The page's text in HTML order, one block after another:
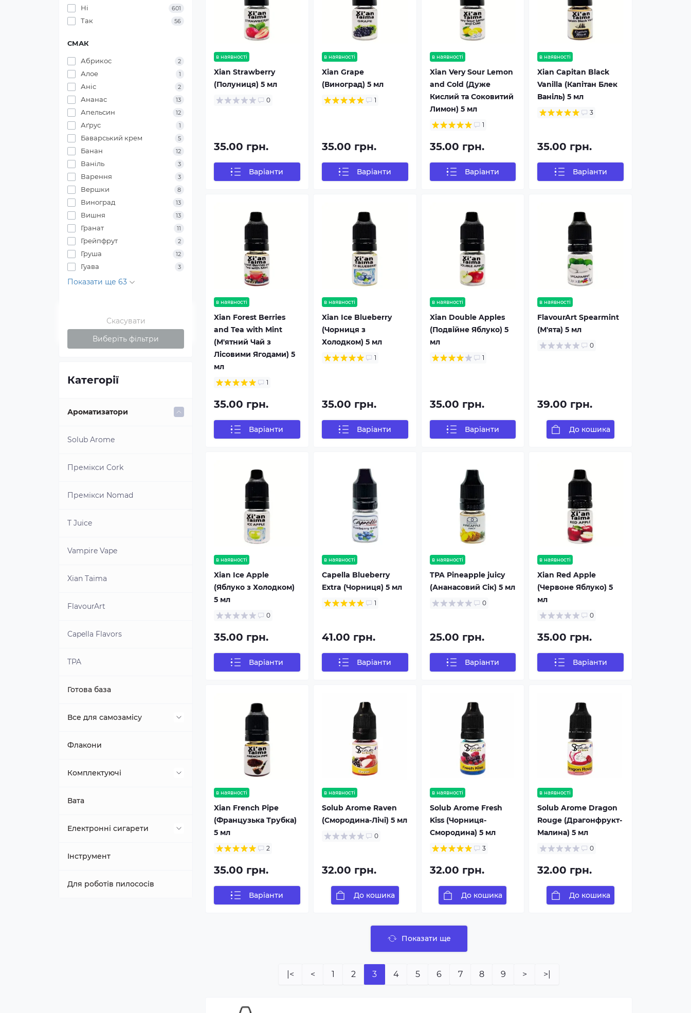
Ні 601
Так 56
СМАК
Абрикос 2
Алое 1
Аніс 2
Ананас 13
Апельсин 12
Аґрус 1
Баварський крем 5
Банан 12
Ваніль 3
Варення 3
Вершки 8
Виноград 13
Вишня 13
Гранат 11
Грейпфрут 2
Груша 12
Гуава 3
Показати ще 63
Скасувати
Виберіть фільтри
Категорії
Ароматизатори
Solub Arome
Премікси Cork
Премікси Nomad
T Juice
Vampire Vape
Xian Taima
FlavourArt
Capella Flavors
TPA
Готова база
Все для самозамісу
Пропіленгліколь
Гліцерин
Добавки та підсилювачі
Флакони
Комплектуючі
Спіралі
Картриджі
Акумулятори
Зарядні пристрої
Вата
Електронні сигарети
POD-системи
Інструмент
Для роботів пилососів
в наявності
Xian Strawberry
(Полуниця) 5 мл
0
35.00 грн.
Варіанти
в наявності
Xian Grape
(Виноград) 5 мл
1
35.00 грн.
Варіанти
в наявності
Xian Very Sour Lemon
and Cold (Дуже
Кислий та Соковитий
Лимон) 5 мл
1
35.00 грн.
Варіанти
в наявності
Xian Capitan Black
Vanilla (Капітан Блек
Ваніль) 5 мл
3
35.00 грн.
Варіанти
в наявності
Xian Forest Berries
and Tea with Mint
(М'ятний Чай з
Лісовими Ягодами) 5
мл
1
35.00 грн.
Варіанти
в наявності
Xian Ice Blueberry
(Чорниця з
Холодком) 5 мл
1
35.00 грн.
Варіанти
в наявності
Xian Double Apples
(Подвійне Яблуко) 5
мл
1
35.00 грн.
Варіанти
в наявності
FlavourArt Spearmint
(М'ята) 5 мл
0
39.00 грн.
До кошика
в наявності
Xian Ice Apple
(Яблуко з Холодком)
5 мл
0
35.00 грн.
Варіанти
в наявності
Capella Blueberry
Extra (Чорниця) 5 мл
1
41.00 грн.
Варіанти
в наявності
TPA Pineapple juicy
(Ананасовий Сік) 5 мл
0
25.00 грн.
Варіанти
в наявності
Xian Red Apple
(Червоне Яблуко) 5
мл
0
35.00 грн.
Варіанти
в наявності
Xian French Pipe
(Французька Трубка)
5 мл
2
35.00 грн.
Варіанти
в наявності
Solub Arome Raven
(Смородина-Лічі) 5 мл
0
32.00 грн.
До кошика
в наявності
Solub Arome Fresh
Kiss (Чорниця-
Смородина) 5 мл
3
32.00 грн.
До кошика
в наявності
Solub Arome Dragon
Rouge (Драгонфрукт-
Малина) 5 мл
0
32.00 грн.
До кошика
Показати ще
|< < 1 2 3 4 5 6 7 8 9 > >|